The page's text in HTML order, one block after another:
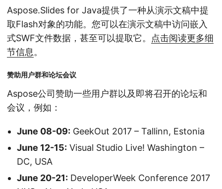
Aspose.Slides for Java提供了一种从演示文稿中提
取Flash对象的功能。您可以在演示文稿中访问嵌入
式SWF文件数据，甚至可以提取它。 点击阅读更多细
节信息。
赞助用户群和论坛会议
Aspose公司赞助一些用户群以及即将召开的论坛和
会议，例如：
June 08-09: GeekOut 2017 – Tallinn, Estonia
June 12-15: Visual Studio Live! Washington –
DC, USA
June 20-21: DeveloperWeek Conference 2017